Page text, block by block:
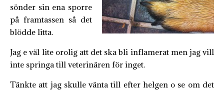
sönder sin ena sporre
på framtassen så det
blödde litta.
Jag e väl lite orolig att det ska bli inflamerat men jag vill
inte springa till veterinären för inget.
Tänkte att jag skulle vänta till efter helgen o se om det